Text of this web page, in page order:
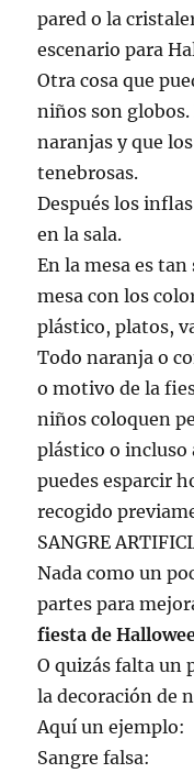
pared o la
escenario para
Otra cosa que
niños son
naranjas y que
tenebrosas.
Después los
en la sala.
En la mesa es
mesa con los
plástico, platos,
Todo naranja o
o motivo de la
niños coloquen
plástico o incluso
puedes esparcir
recogido
SANGRE
Nada como un
partes para
fiesta de
O quizás falta un
la decoración de
Aquí un ejemplo:
Sangre falsa: